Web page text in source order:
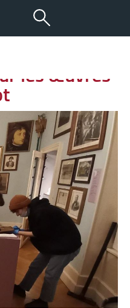
aA - +
de
les œuvres